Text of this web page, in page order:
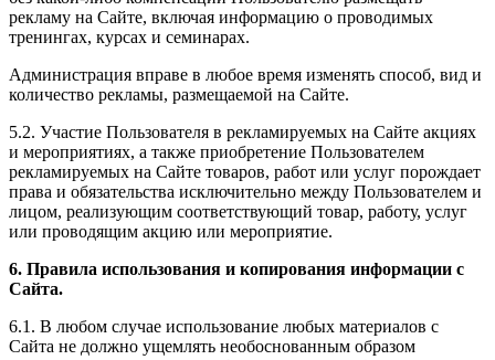
рекламу на Сайте, включая информацию о проводимых
тренингах, курсах и семинарах.
Администрация вправе в любое время изменять способ, вид и
количество рекламы, размещаемой на Сайте.
5.2. Участие Пользователя в рекламируемых на Сайте акциях
и мероприятиях, а также приобретение Пользователем
рекламируемых на Сайте товаров, работ или услуг порождает
права и обязательства исключительно между Пользователем и
лицом, реализующим соответствующий товар, работу, услуг
или проводящим акцию или мероприятие.
6. Правила использования и копирования информации с
Сайта.
6.1. В любом случае использование любых материалов с
Сайта не должно ущемлять необоснованным образом